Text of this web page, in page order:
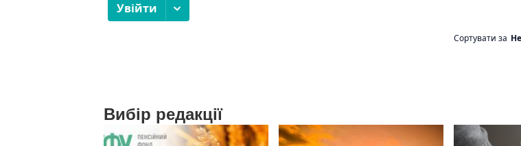
Вибір редакції